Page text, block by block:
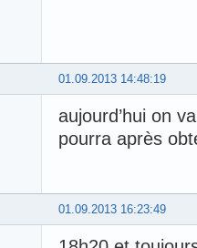
01.09.2013 14:48:19
aujourd’hui on
pourra après
01.09.2013 16:23:49